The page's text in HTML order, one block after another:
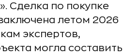
Сделка по покупке
летом 2026
экспертов,
могла составить